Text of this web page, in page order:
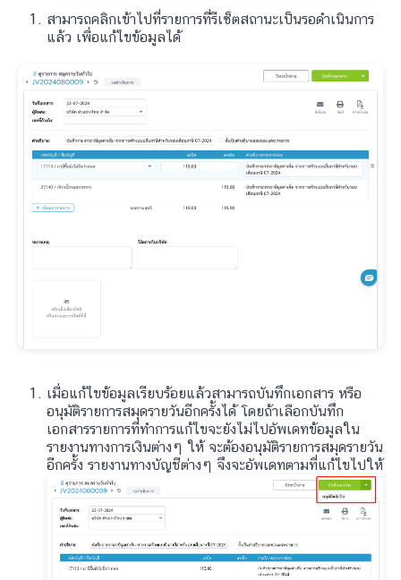
สามารถคลิกเข้าไปที่รายการที่รีเซ็ตสถานะเป็นรอดำเนินการ
แล้ว เพื่อแก้ไขข้อมูลได้
เมื่อแก้ไขข้อมูลเรียบร้อยแล้วสามารถบันทึกเอกสาร หรือ
อนุมัติรายการสมุดรายวันอีกครั้งได้ โดยถ้าเลือกบันทึก
เอกสารรายการที่ทำการแก้ไขจะยังไม่ไปอัพเดทข้อมูลใน
รายงานทางการเงินต่างๆ ให้ จะต้องอนุมัติรายการสมุดรายวัน
อีกครั้ง รายงานทางบัญชีต่างๆ จึงจะอัพเดทตามที่แก้ไขไปให้